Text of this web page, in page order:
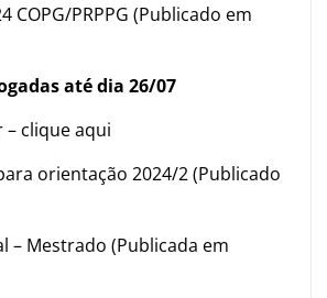
COPG/PRPPG (Publicado em
até dia 26/07
– clique aqui
orientação 2024/2 (Publicado
– Mestrado (Publicada em